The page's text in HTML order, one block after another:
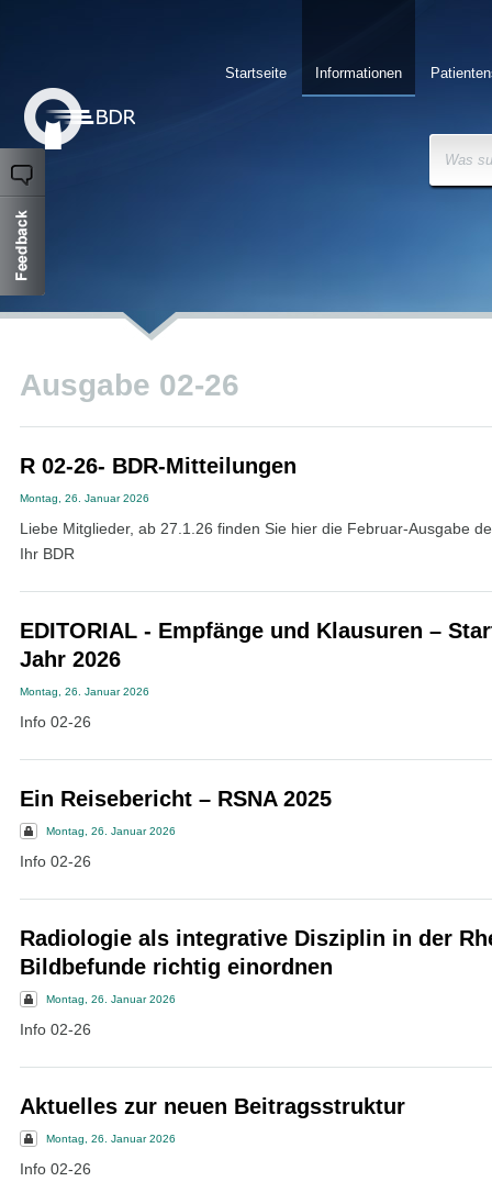
Informationen
Startseite
Was
Ausgabe 02-26
R 02-26- BDR-Mitteilungen
Montag, 26. Januar 2026
Liebe Mitglieder, ab 27.1.26 finden Sie hier die Februar-Ausgabe
Ihr BDR
EDITORIAL - Empfänge und Klausuren –
Jahr 2026
Montag, 26. Januar 2026
Info 02-26
Ein Reisebericht – RSNA 2025
Montag, 26. Januar 2026
Info 02-26
Radiologie als integrative Disziplin in der
Bildbefunde richtig einordnen
Montag, 26. Januar 2026
Info 02-26
Aktuelles zur neuen Beitragsstruktur
Montag, 26. Januar 2026
Info 02-26